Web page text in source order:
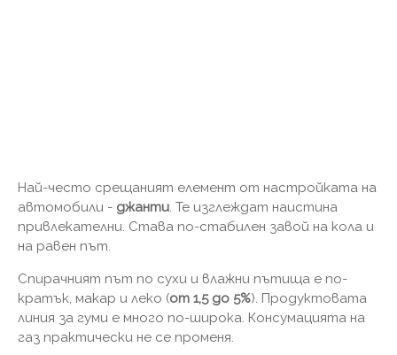
Най-често срещаният елемент от настройката на
автомобили - джанти. Те изглеждат наистина
привлекателни. Става по-стабилен завой на кола и
на равен път.
Спирачният път по сухи и влажни пътища е по-
кратък, макар и леко (от 1,5 до 5%). Продуктовата
линия за гуми е много по-широка. Консумацията на
газ практически не се променя.